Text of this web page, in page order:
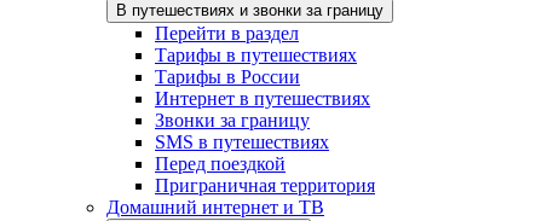
В путешествиях и звонки за границу
Перейти в раздел
Тарифы в путешествиях
Тарифы в России
Интернет в путешествиях
Звонки за границу
SMS в путешествиях
Перед поездкой
Приграничная территория
Домашний интернет и ТВ